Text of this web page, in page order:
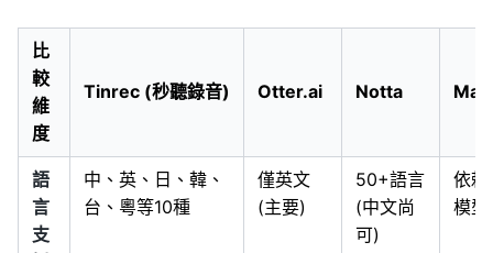
比
較
維
度
Tinrec (秒聽錄音) Otter.ai Notta
語
言
支
中、英、日、韓、
台、粵等10種
僅英文
(主要)
50+語言
(中文尚
可)
依
模型